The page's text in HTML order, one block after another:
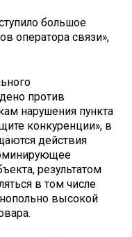
большое
оператора связи»,
против
нарушения пункта
конкуренции», в
действия
результатом
в том числе
высокой